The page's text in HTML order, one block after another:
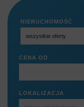
NIERUCHOMOŚĆ
CENA OD
LOKALIZACJA